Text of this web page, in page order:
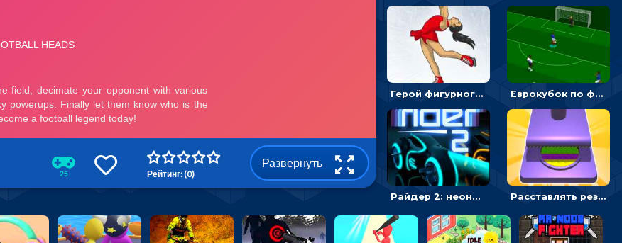
Герой фигурного катания - спортивные соревнования онлайн Еврокубок по футболу 2021 в 3D: пасуй мяч и бей по воротам соперника
Райдер 2: неоновые гонки на мотоциклах Расставлять резиновые кубики, чтобы делать поп-ит - гиперказуальные
25 Рейтинг: (0)
Развернуть